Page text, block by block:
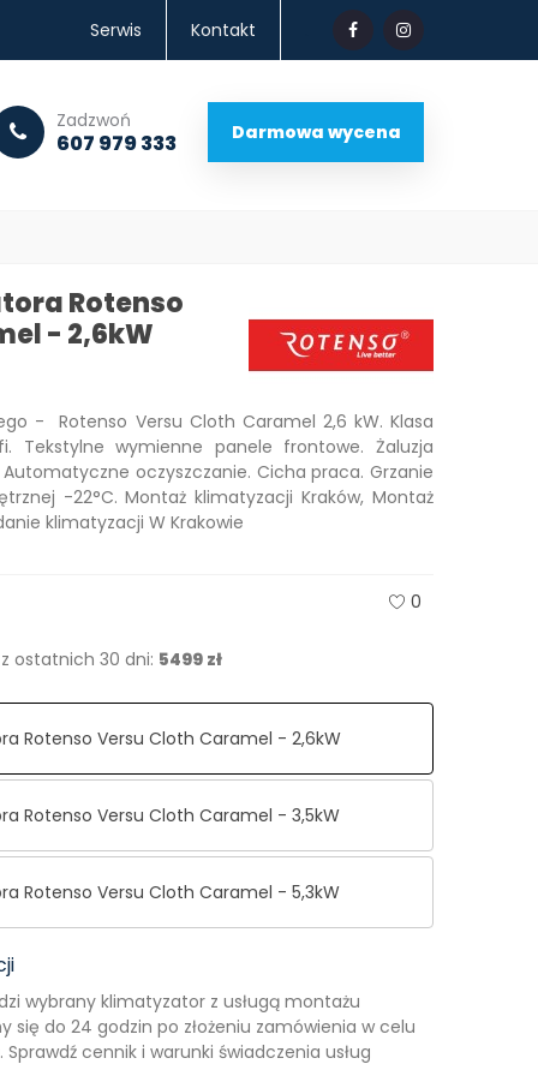
Serwis Kontakt
Zadzwoń
607 979 333 Darmowa wycena
Rotenso
- 2,6kW
- Rotenso Versu Cloth Caramel 2,6 kW. Klasa
Tekstylne wymienne panele frontowe. Żaluzja
Automatyczne oczyszczanie. Cicha praca. Grzanie
-22°C. Montaż klimatyzacji Kraków, Montaż
klimatyzacji W Krakowie
0
ostatnich 30 dni: 5499 zł
Rotenso Versu Cloth Caramel - 2,6kW
Rotenso Versu Cloth Caramel - 3,5kW
Rotenso Versu Cloth Caramel - 5,3kW
wybrany klimatyzator z usługą montażu
się do 24 godzin po złożeniu zamówienia w celu
cennik i warunki świadczenia usług